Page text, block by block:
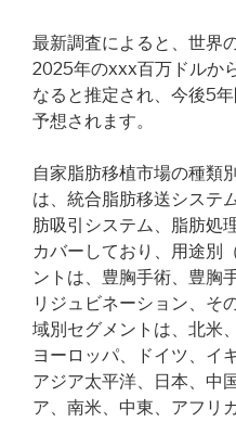
最新調査によると、世界
2025年のxxx百万ドルか
なると推定され、今後5
予想されます。
自家脂肪移植市場の種類
は、統合脂肪移送システ
肪吸引システム、脂肪処
カバーしており、用途別
ントは、豊胸手術、豊胸
リジュビネーション、そ
域別セグメントは、北米
ヨーロッパ、ドイツ、イ
アジア太平洋、日本、中
ア、南米、中東、アフリ